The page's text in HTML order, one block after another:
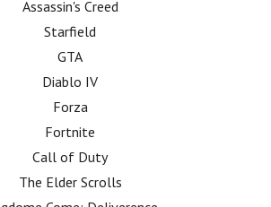
Assassin's Creed
Starfield
GTA
Diablo IV
Forza
Fortnite
Call of Duty
The Elder Scrolls